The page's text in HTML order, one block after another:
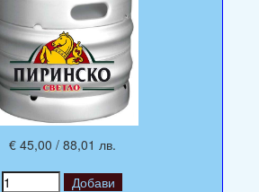
€ 45,00 / 88,01 лв.